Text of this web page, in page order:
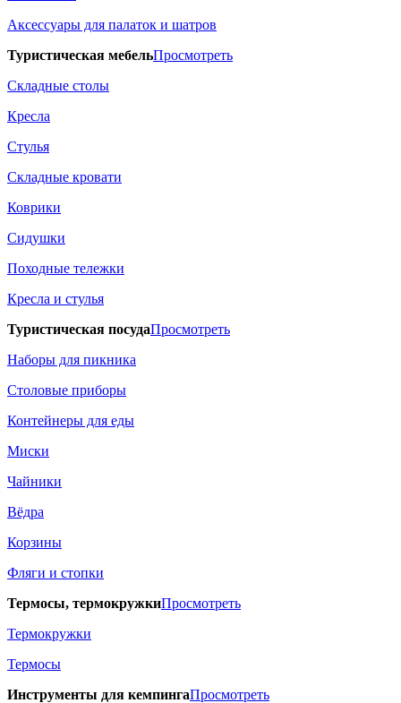
Аксессуары для палаток и шатров
Туристическая мебельПросмотреть
Складные столы
Кресла
Стулья
Складные кровати
Коврики
Сидушки
Походные тележки
Кресла и стулья
Туристическая посудаПросмотреть
Наборы для пикника
Столовые приборы
Контейнеры для еды
Миски
Чайники
Вёдра
Корзины
Фляги и стопки
Термосы, термокружкиПросмотреть
Термокружки
Термосы
Инструменты для кемпингаПросмотреть